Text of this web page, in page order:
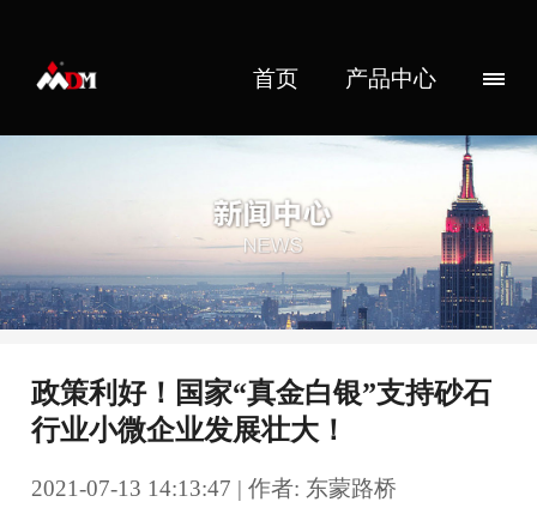
首页 产品中心
政策利好！国家“真金白银”支持砂石
行业小微企业发展壮大！
2021-07-13 14:13:47 | 作者: 东蒙路桥